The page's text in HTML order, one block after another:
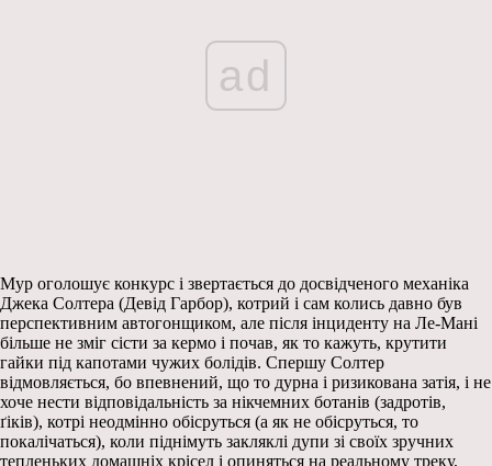
ad
Мур оголошує конкурс і звертається до досвідченого механіка
Джека Солтера (Девід Гарбор), котрий і сам колись давно був
перспективним автогонщиком, але після інциденту на Ле-Мані
більше не зміг сісти за кермо і почав, як то кажуть, крутити
гайки під капотами чужих болідів. Спершу Солтер
відмовляється, бо впевнений, що то дурна і ризикована затія, і не
хоче нести відповідальність за нікчемних ботанів (задротів,
ґіків), котрі неодмінно обісруться (а як не обісруться, то
покалічаться), коли піднімуть закляклі дупи зі своїх зручних
тепленьких домашніх крісел і опиняться на реальному треку,